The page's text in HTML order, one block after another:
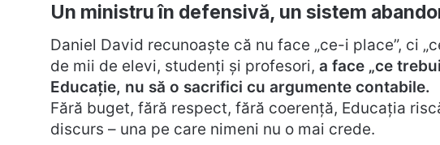
Un ministru în defensivă, un sistem
Daniel David recunoaște că nu face „ce-i place”, ci
de mii de elevi, studenți și profesori, a face „ce
Educație, nu să o sacrifici cu argumente contabile.
Fără buget, fără respect, fără coerență, Educația
discurs – una pe care nimeni nu o mai crede.